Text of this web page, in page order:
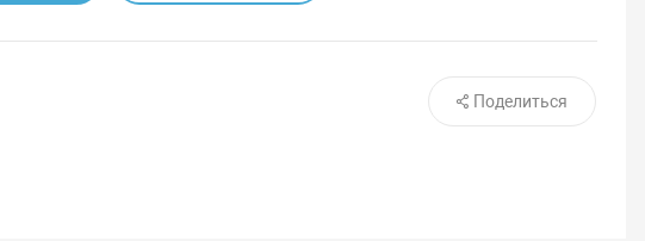
Поделиться